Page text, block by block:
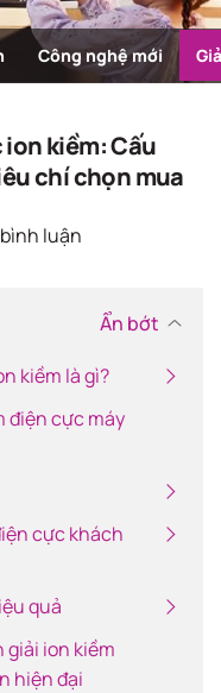
Công nghệ mới
kiềm: Cấu
chí chọn mua
bình luận
Ẩn bớt
kiềm là gì?
điện cực máy
cực khách
quả
giải ion kiềm
hiện đại